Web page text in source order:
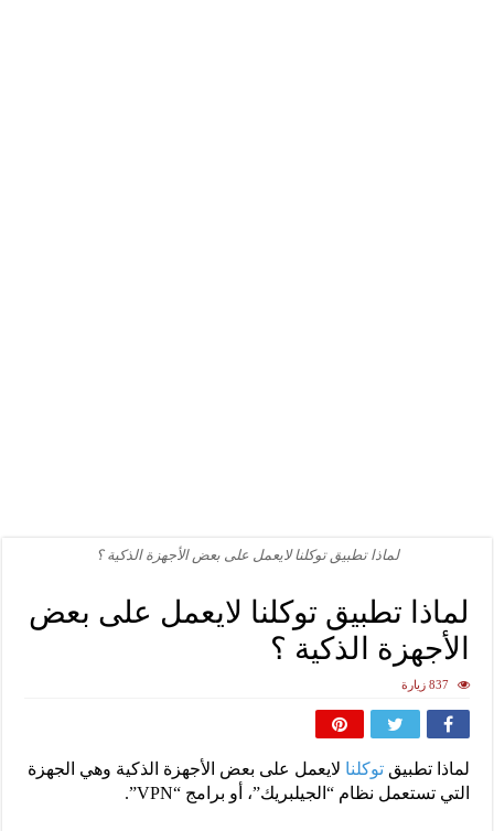
لماذا تطبيق توكلنا لايعمل على بعض الأجهزة الذكية ؟
لماذا تطبيق توكلنا لايعمل على بعض
الأجهزة الذكية ؟
837 زيارة
لماذا تطبيق توكلنا لايعمل على بعض الأجهزة الذكية وهي الجهزة
التي تستعمل نظام “الجيلبريك”، أو برامج “VPN”.